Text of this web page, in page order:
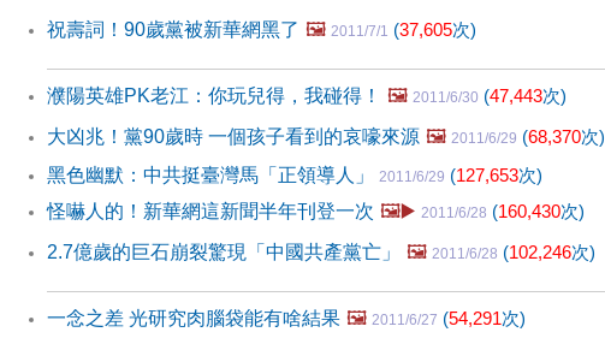
祝壽詞！90歲黨被新華網黑了 🖼️ 2011/7/1 (37,605次)
濮陽英雄PK老江：你玩兒得，我碰得！ 🖼️ 2011/6/30 (47,443次)
大凶兆！黨90歲時 一個孩子看到的哀嚎來源 🖼️ 2011/6/29 (68,370次)
黑色幽默：中共挺臺灣馬「正領導人」
2011/6/29 (127,653次)
怪嚇人的！新華網這新聞半年刊登一次 🖼️▶️ 2011/6/28 (160,430次)
2.7億歲的巨石崩裂驚現「中國共產黨亡」
🖼️ 2011/6/28 (102,246次)
一念之差 光研究肉腦袋能有啥結果 🖼️ 2011/6/27 (54,291次)